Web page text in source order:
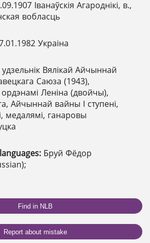
Іванаўскія Агароднікі, в.,
вобласць
Украіна
удзельнік Вялікай Айчыннай
Саюза (1943),
Леніна (двойчы),
Айчыннай вайны І ступені,
медалямі, ганаровы
Бруй Фёдор
Find in NLB
Report about mistake